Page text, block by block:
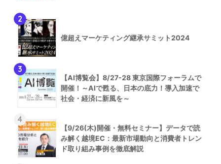
2
億超えマーケティング継承サミット2024
3
【AI博覧会】8/27-28 東京国際フォーラムで
開催！～AIで甦る、日本の底力！導入加速で
社会・経済に新風を～
4
【9/26(木)開催・無料セミナー】データで読
み解く越境EC：最新市場動向と消費者トレン
ド取り組み事例を徹底解説